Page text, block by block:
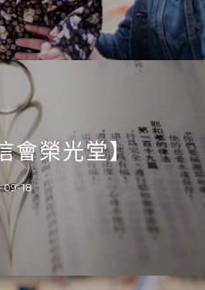
會榮光堂】
09-18